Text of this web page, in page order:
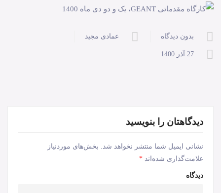
بدون دیدگاه عمادی مجید
27 آذر 1400
دیدگاهتان را بنویسید
نشانی ایمیل شما منتشر نخواهد شد.
بخش‌های موردنیاز
علامت‌گذاری شده‌اند *
دیدگاه